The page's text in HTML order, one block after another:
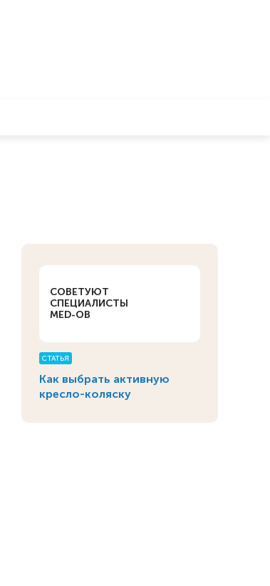
СОВЕТУЮТ
СПЕЦИАЛИСТЫ
MED-OB
СТАТЬЯ
Как выбрать активную
кресло-коляску